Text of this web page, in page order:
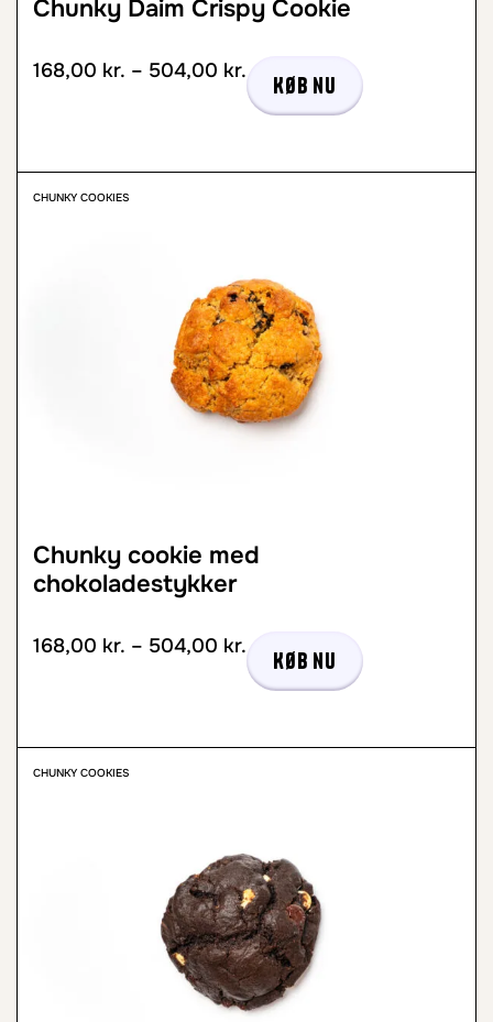
Chunky Daim Crispy Cookie
168,00 kr. – 504,00 kr.
Køb nu
CHUNKY COOKIES
Chunky cookie med
chokoladestykker
168,00 kr. – 504,00 kr.
Køb nu
CHUNKY COOKIES